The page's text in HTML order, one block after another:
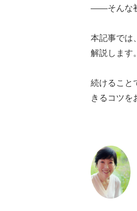
――そんな初
本記事では
解説します。
続けること
きるコツを